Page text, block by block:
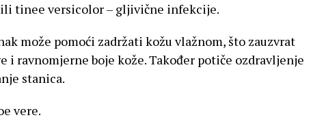
tinee versicolor – gljivične infekcije.
može pomoći zadržati kožu vlažnom, što zauzvrat
i ravnomjerne boje kože. Također potiče ozdravljenje
stanica.
vere.